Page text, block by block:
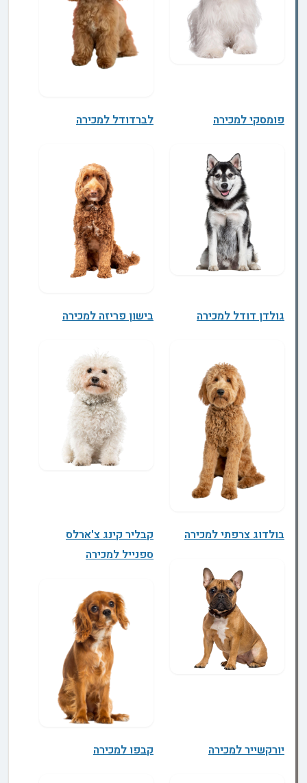
פומסקי למכירה לברדודל למכירה
גולדן דודל למכירה בישון פריזה למכירה
בולדוג צרפתי למכירה
קבליר קינג צ'ארלס
ספנייל למכירה
יורקשייר למכירה קבפו למכירה